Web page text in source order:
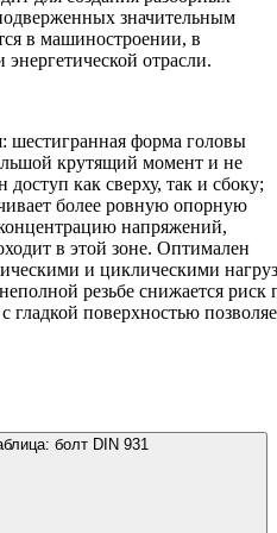
значительным
в машиностроении, в
энергетической отрасли.
шестигранная форма головы
крутящий момент и не
как сверху, так и сбоку;
более ровную опорную
напряжений,
в этой зоне. Оптимален
и циклическими
резьбе снижается
гладкой поверхностью
болт DIN 931